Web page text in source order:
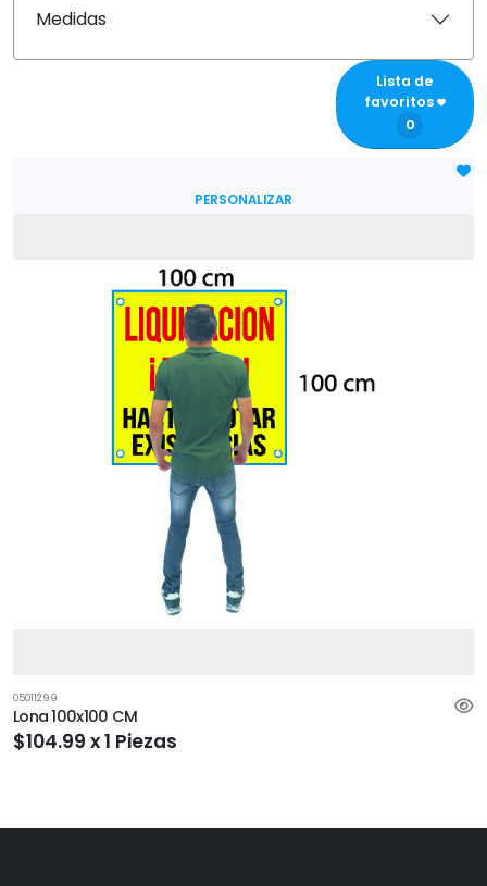
Medidas
Lista de
favoritos
0
PERSONALIZAR
05011299
Lona 100x100 CM
$104.99 x 1 Piezas